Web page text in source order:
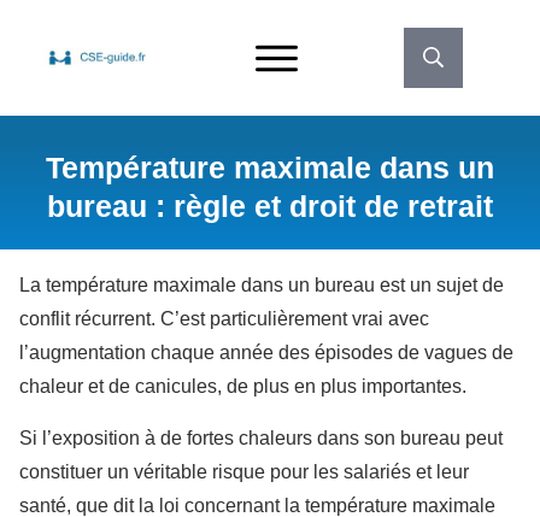
Température maximale dans un
bureau : règle et droit de retrait
La température maximale dans un bureau est un sujet de
conflit récurrent. C’est particulièrement vrai avec
l’augmentation chaque année des épisodes de vagues de
chaleur et de canicules, de plus en plus importantes.
Si l’exposition à de fortes chaleurs dans son bureau peut
constituer un véritable risque pour les salariés et leur
santé, que dit la loi concernant la température maximale